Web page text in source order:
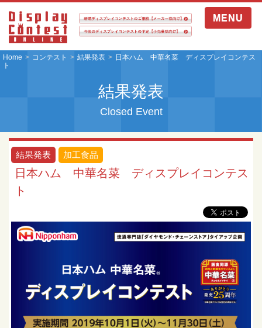
MENU
Home コンテスト 結果発表
日本ハム 中華名菜 ディスプレイコンテス
ト
結果発表
Closed Event
結果発表 加工食品
日本ハム 中華名菜 ディスプレイコンテス
ト